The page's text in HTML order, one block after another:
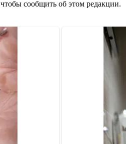
сообщить об этом редакции.